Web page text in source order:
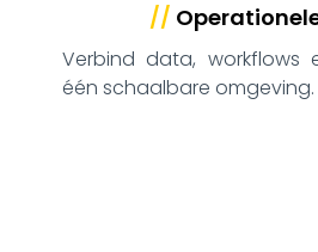
//
Verbind data, workflows
één schaalbare omgeving.